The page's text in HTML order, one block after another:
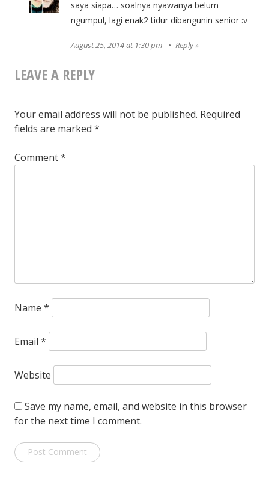
saya siapa… soalnya nyawanya belum
ngumpul, lagi enak2 tidur dibangunin senior :v
August 25, 2014 at 1:30 pm Reply
LEAVE A REPLY
Your email address will not be published. Required
fields are marked *
Comment*
Name *
Email *
Website
Save my name, email, and website in this browser
for the next time I comment.